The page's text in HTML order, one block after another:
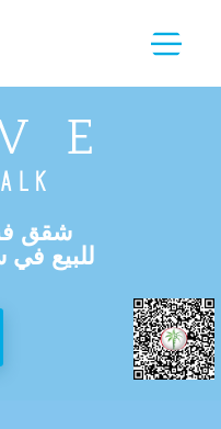
شقق
للبيع